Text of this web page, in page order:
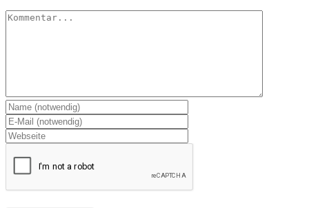
Kommentar